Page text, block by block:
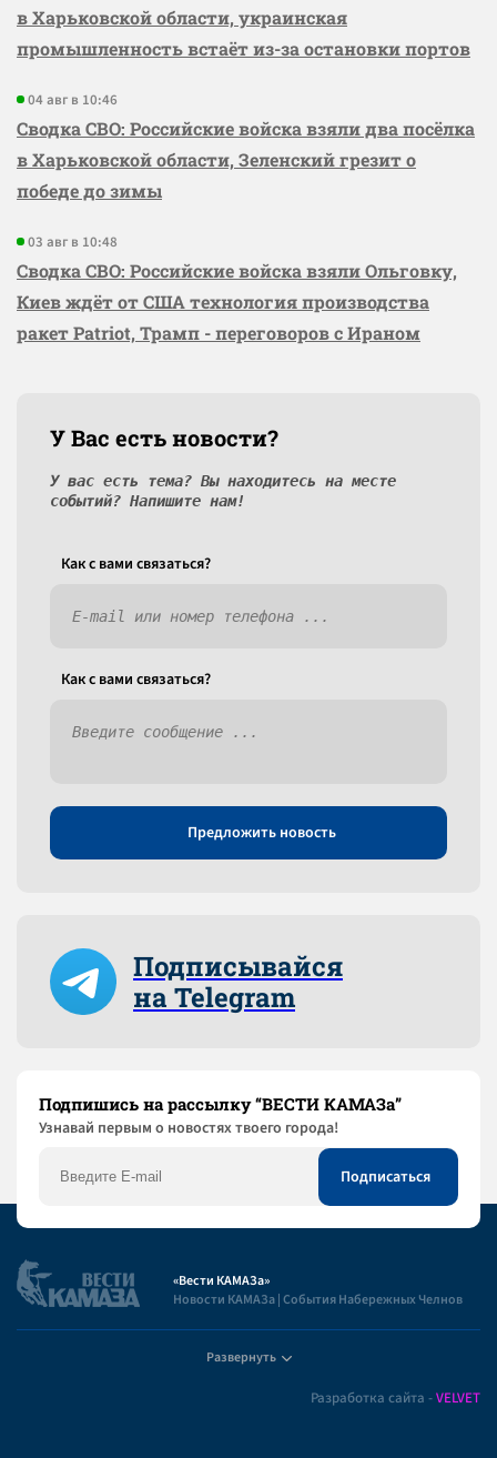
в Харьковской области, украинская
промышленность встаёт из-за остановки портов
04 авг в 10:46
Сводка СВО: Российские войска взяли два посёлка
в Харьковской области, Зеленский грезит о
победе до зимы
03 авг в 10:48
Сводка СВО: Российские войска взяли Ольговку,
Киев ждёт от США технология производства
ракет Patriot, Трамп - переговоров с Ираном
У Вас есть новости?
У вас есть тема? Вы находитесь на месте
событий? Напишите нам!
Как c вами связаться?
Как c вами связаться?
Предложить новость
Подписывайся
на Telegram
Подпишись на рассылку “ВЕСТИ КАМАЗа”
Узнaвай первым о новостях твоего города!
«Вести КАМАЗа»
Новости КАМАЗа | События Набережных Челнов
Развернуть
Разработка сайта -VELVET